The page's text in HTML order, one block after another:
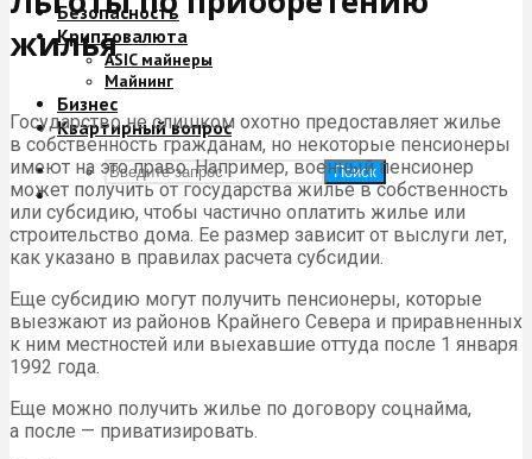
Безопасность
Криптовалюта
ASIC майнеры
Майнинг
Бизнес
Квартирный вопрос
Поиск
жилья
Государство не слишком охотно предоставляет жилье
в собственность гражданам, но некоторые пенсионеры
имеют на это право. Например, военный пенсионер
может получить от государства жилье в собственность
или субсидию, чтобы частично оплатить жилье или
строительство дома. Ее размер зависит от выслуги лет,
как указано в правилах расчета субсидии.
Еще субсидию могут получить пенсионеры, которые
выезжают из районов Крайнего Севера и приравненных
к ним местностей или выехавшие оттуда после 1 января
1992 года.
Еще можно получить жилье по договору соцнайма,
а после — приватизировать.